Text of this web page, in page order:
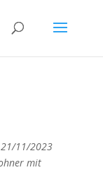
11/2023
mit